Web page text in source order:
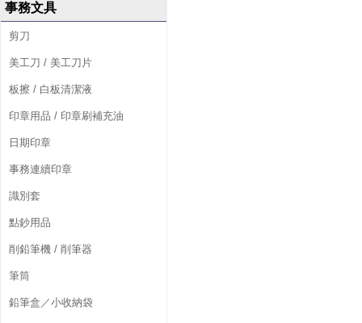
事務文具
剪刀
美工刀 / 美工刀片
板擦 / 白板清潔液
印章用品 / 印章刷補充油
日期印章
事務連續印章
識別套
點鈔用品
削鉛筆機 / 削筆器
筆筒
鉛筆盒／小收納袋